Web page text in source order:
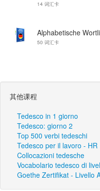
14 词汇卡
Alphabetische
50 词汇卡
其他课程
Tedesco in 1 giorno
Tedesco: giorno 2
Top 500 verbi tedeschi
Tedesco per il lavoro - HR
Collocazioni tedesche
Vocabolario tedesco di
Goethe Zertifikat - Livello